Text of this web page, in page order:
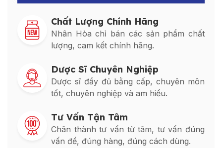
Chất Lượng Chính Hãng
Nhân Hòa chỉ bán các sản phẩm chất
lượng, cam kết chính hãng.
Dược Sĩ Chuyên Nghiệp
Dược sĩ đầy đủ bằng cấp, chuyên môn
tốt, chuyên nghiệp và am hiểu.
Tư Vấn Tận Tâm
Chân thành tư vấn từ tâm, tư vấn đúng
vấn đề, đúng hàng, đúng cách dùng.